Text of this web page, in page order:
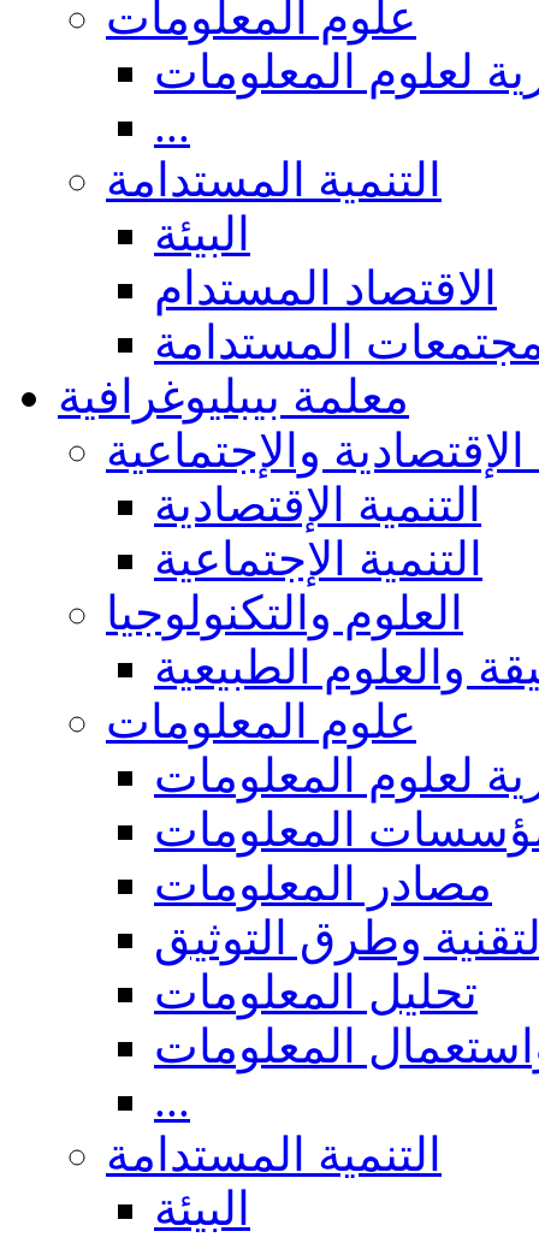
علوم المعلومات
لعلوم المعلومات
...
التنمية المستدامة
البيئة
الاقتصاد المستدام
المستدامة
معلمة بيبليوغرافية
الإقتصادية والإجتماعية
التنمية الإقتصادية
التنمية الإجتماعية
العلوم والتكنولوجيا
والعلوم الطبيعية
علوم المعلومات
لعلوم المعلومات
المعلومات
مصادر المعلومات
وطرق التوثيق
تحليل المعلومات
المعلومات
...
التنمية المستدامة
البيئة